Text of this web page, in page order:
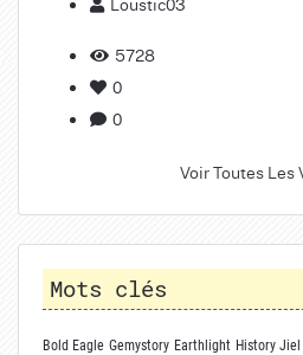
5728
0
0
Voir Toutes Les
Mots clés
Bold Eagle Gemystory Earthlight History Jiel